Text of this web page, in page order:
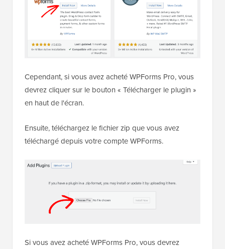
Cependant, si vous avez acheté WPForms Pro, vous
devrez cliquer sur le bouton « Télécharger le plugin »
en haut de l'écran.
Ensuite, téléchargez le fichier zip que vous avez
téléchargé depuis votre compte WPForms.
Si vous avez acheté WPForms Pro, vous devrez